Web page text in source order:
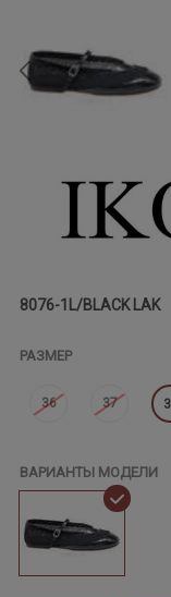
8076-1L/BLACK LAK
РАЗМЕР
36 37
ВАРИАНТЫ МОДЕЛИ